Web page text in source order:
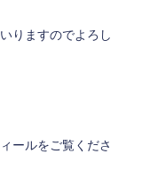
りますのでよろし
ールをご覧くださ